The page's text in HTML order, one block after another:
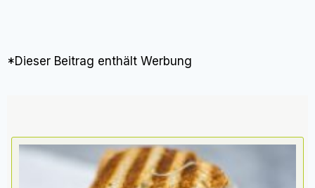
*Dieser Beitrag enthält Werbung